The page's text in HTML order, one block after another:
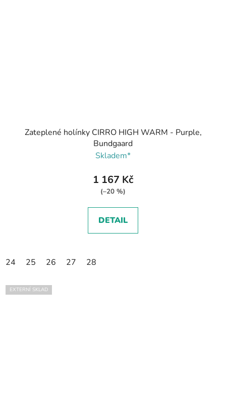
Zateplené holínky CIRRO HIGH WARM - Purple,
Bundgaard
Skladem*
1 167 Kč
(–20 %)
DETAIL
24 25 26 27 28
EXTERNÍ SKLAD